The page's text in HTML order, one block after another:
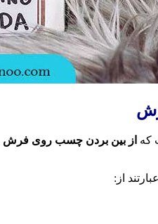
که از بین بردن چسب روی فرش
عبارتند از: